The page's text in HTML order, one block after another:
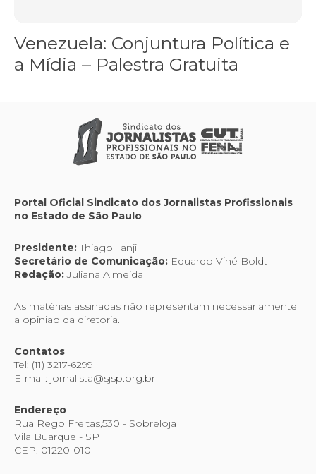
Venezuela: Conjuntura Política e
a Mídia – Palestra Gratuita
Portal Oficial Sindicato dos Jornalistas Profissionais
no Estado de São Paulo
Presidente:Thiago Tanji
Secretário de Comunicação: Eduardo Viné Boldt
Redação:Juliana Almeida
As matérias assinadas não representam necessariamente
a opinião da diretoria.
Contatos
Tel: (11) 3217-6299
E-mail: jornalista@sjsp.org.br
Endereço
Rua Rego Freitas,530 - Sobreloja
Vila Buarque - SP
CEP: 01220-010